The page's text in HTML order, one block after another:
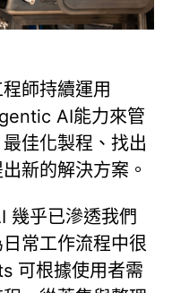
師持續運用
AI能力來管
佳化製程、找出
新的解決方案。
幾乎已滲透我們
常工作流程中很
可根據使用者需